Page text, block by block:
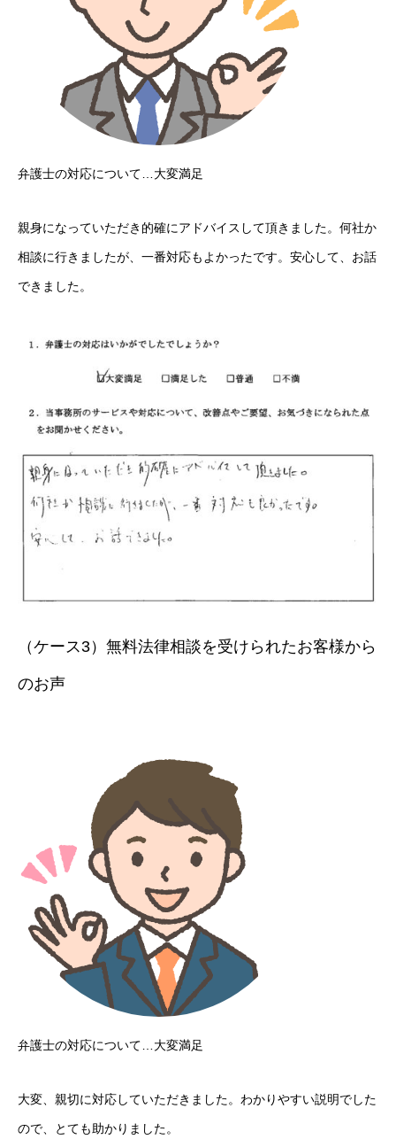
アクセス
プライバシーポリシー サイトマップ
弁護士の対応について…大変満足
親身になっていただき的確にアドバイスして頂きました。何社か
相談に行きましたが、一番対応もよかったです。安心して、お話
できました。
（ケース3）無料法律相談を受けられたお客様から
のお声
弁護士の対応について…大変満足
大変、親切に対応していただきました。わかりやすい説明でした
ので、とても助かりました。